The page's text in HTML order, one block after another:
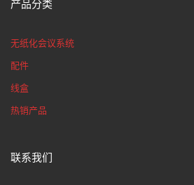
产品分类
无纸化会议系统
配件
线盒
热销产品
联系我们